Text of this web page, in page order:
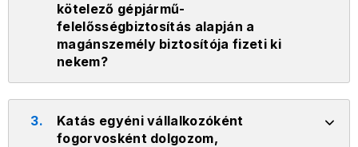
kötelező gépjármű-
felelősségbiztosítás alapján a
magánszemély biztosítója fizeti ki
nekem?
3.
Katás egyéni vállalkozóként
fogorvosként dolgozom,